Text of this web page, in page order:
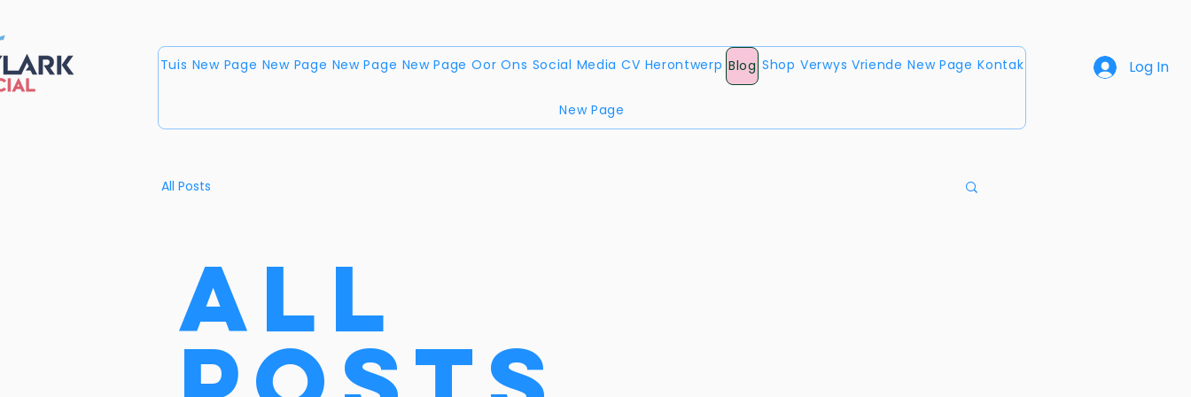
Tuis New Page New Page New Page New Page Oor Ons Social Media CV Herontwerp Blog Shop Verwys Vriende New Page Kontak
New Page
Log In
All Posts
All